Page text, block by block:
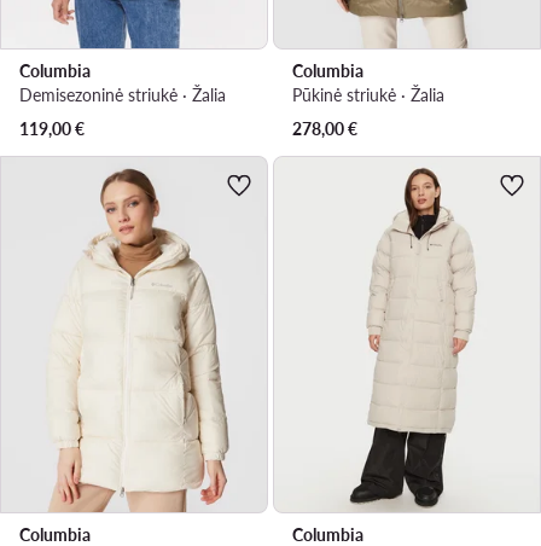
Columbia
Demisezoninė striukė · Žalia
119,00€
Columbia
Pūkinė striukė · Žalia
278,00€
Columbia
Columbia